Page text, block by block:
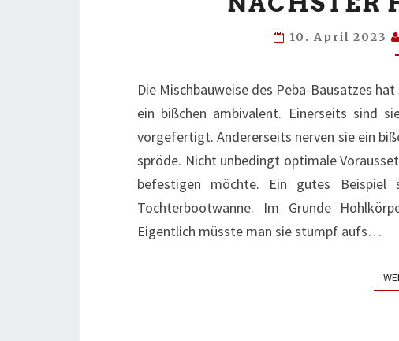
10. April 2023
Die Mischbauweise des Peba-Bausatzes
ein bißchen ambivalent. Einerseits sind
vorgefertigt. Andererseits nerven sie ein
spröde. Nicht unbedingt optimale
befestigen möchte. Ein gutes
Tochterbootwanne. Im Grunde
Eigentlich müsste man sie stumpf aufs…